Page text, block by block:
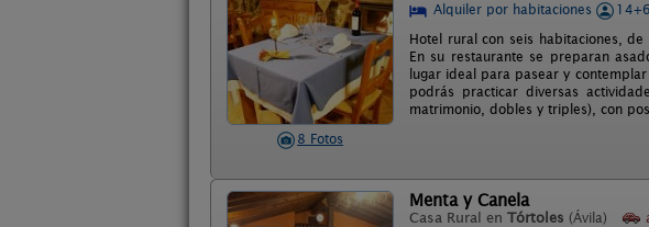
8 Fotos
Alquiler por habitaciones
Hotel rural con seis habitaciones,
En su restaurante se preparan
lugar ideal para pasear y
podrás practicar diversas
matrimonio, dobles y triples), con
Menta y Canela
Casa Rural en Tórtoles (Ávila)